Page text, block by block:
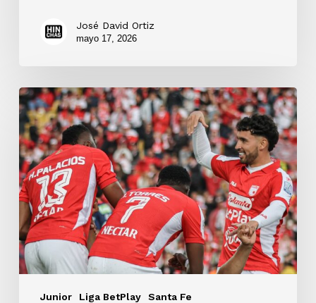
José David Ortiz
mayo 17, 2026
Junior Liga BetPlay Santa Fe
Victoria
de
Independiente
Santa
Fe
ante
Junior
de
Barranquilla